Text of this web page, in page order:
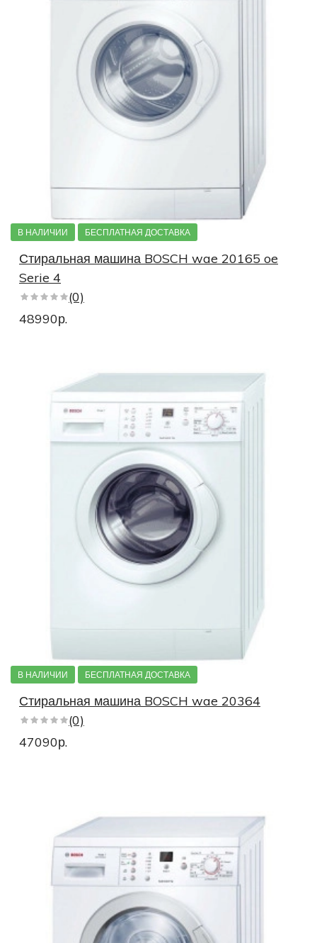
В НАЛИЧИИ БЕСПЛАТНАЯ ДОСТАВКА
Стиральная машина BOSCH wae 20165 oe
Serie 4
(0)
48990р.
В НАЛИЧИИ БЕСПЛАТНАЯ ДОСТАВКА
Стиральная машина BOSCH wae 20364
(0)
47090р.